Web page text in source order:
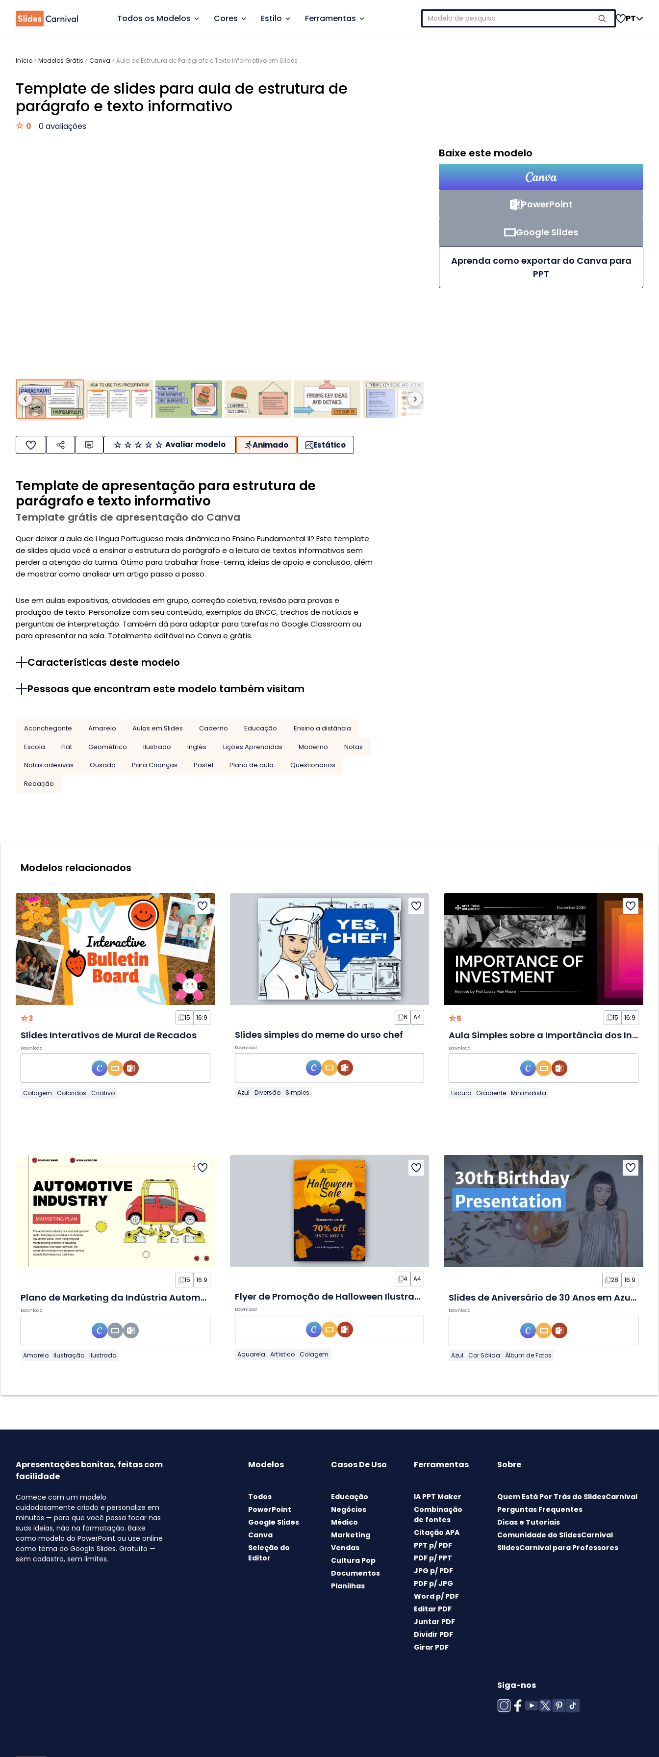
Todos os Modelos Cores Estilo Ferramentas
Pesquisar
por:
PT
Início > Modelos Grátis > Canva > Aula de Estrutura de Parágrafo e Texto Informativo em Slides
Template de slides para aula de estrutura de
parágrafo e texto informativo
0 0 avaliações
Avaliar modelo Animado Estático
Template de apresentação para estrutura de
parágrafo e texto informativo
Template grátis de apresentação do Canva
Quer deixar a aula de Língua Portuguesa mais dinâmica no Ensino Fundamental II? Este template
de slides ajuda você a ensinar a estrutura do parágrafo e a leitura de textos informativos sem
perder a atenção da turma. Ótimo para trabalhar frase-tema, ideias de apoio e conclusão, além
de mostrar como analisar um artigo passo a passo.
Use em aulas expositivas, atividades em grupo, correção coletiva, revisão para provas e
produção de texto. Personalize com seu conteúdo, exemplos da BNCC, trechos de notícias e
perguntas de interpretação. Também dá para adaptar para tarefas no Google Classroom ou
para apresentar na sala. Totalmente editável no Canva e grátis.
Características deste modelo
Pessoas que encontram este modelo também visitam
Aconchegante Amarelo Aulas em Slides Caderno Educação
Ensino a distância
Escola
Flat Geométrico Ilustrado Inglês Lições Aprendidas Moderno
Notas
Notas adesivas
Ousado Para Crianças Pastel Plano de aula
Questionários
Redação
Baixe este modelo
PowerPoint
Google Slides
Aprenda como exportar do Canva para
PPT
Modelos relacionados
3 15 16:9
Slides Interativos de Mural de Recados
Download
Colagem Coloridos Criativo
6 A4
Slides simples do meme do urso chef
Download
Azul Diversão Simples
5 15 16:9
Aula Simples sobre a Importância dos Investimentos em Slides
Download
Escuro Gradiente Minimalista
15 16:9
Plano de Marketing da Indústria Automotiva Moderno em Slides
Download
Amarelo Ilustração Ilustrado
4 A4
Flyer de Promoção de Halloween Ilustrado em Slides
Download
Aquarela Artístico Colagem
28 16:9
Slides de Aniversário de 30 Anos em Azul e Cinza
Download
Azul Cor Sólida Álbum de Fotos
Apresentações bonitas, feitas com
facilidade
Comece com um modelo
cuidadosamente criado e personalize em
minutos — para que você possa focar nas
suas ideias, não na formatação. Baixe
como modelo do PowerPoint ou use online
como tema do Google Slides. Gratuito —
sem cadastro, sem limites.
Modelos
Todos
PowerPoint
Google Slides
Canva
Seleção do
Editor
Casos De Uso
Educação
Negócios
Médico
Marketing
Vendas
Cultura Pop
Documentos
Planilhas
Ferramentas
IA PPT Maker
Combinação
de fontes
Citação APA
PPT p/ PDF
PDF p/ PPT
JPG p/ PDF
PDF p/ JPG
Word p/ PDF
Editar PDF
Juntar PDF
Dividir PDF
Girar PDF
Sobre
Quem Está Por Trás do SlidesCarnival
Perguntas Frequentes
Dicas e Tutoriais
Comunidade do SlidesCarnival
SlidesCarnival para Professores
Siga-nos